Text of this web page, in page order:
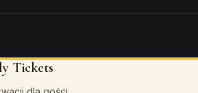
Tickets